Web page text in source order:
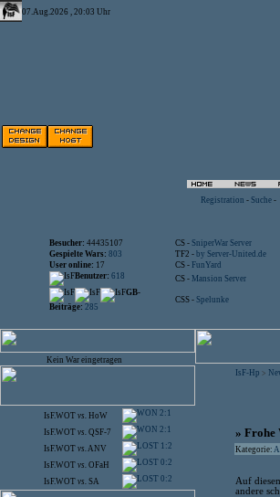
07.Aug.2026 , 20:03 Uhr
Registration - Suche -
Besucher: 44435107 CS - SniperWar Server
Gespielte Wars: 803 TF2 - by Server-United.de
User online: 17 CS - FunYard
Benutzer: 618 CS - Mansion Server
GB-
Beiträge: 285
CSS - Spelunke
Kein War eingetragen
IsF.WOT vs. HoW 2:1
IsF.WOT vs. QSF-7 2:1
IsF.WOT vs.ANV 1:2
IsF.WOT vs. OFaH 0:2
IsF.WOT vs. SA 0:2
IsF-Hp >
» Frohe
Kategorie:
Auf
andere